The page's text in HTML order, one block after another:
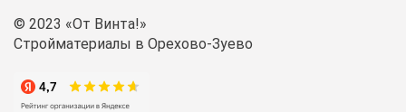
© 2023 «От Винта!»
Стройматериалы в Орехово-Зуево